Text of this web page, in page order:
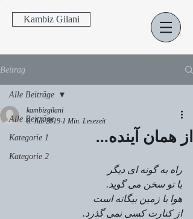
Kambiz Gilani
Beitrag
Alle Beiträge
Kategorie 1
Kategorie 2
Alle Beiträge
از همان آینده...
kambizgilani
8. Juli 2019 1 Min. Lesezeit
راه به گونه ای دیگر
با تو سخن می گوید.
هوا با زمین بیگانه است
از کنارت کسی نمی گذرد.